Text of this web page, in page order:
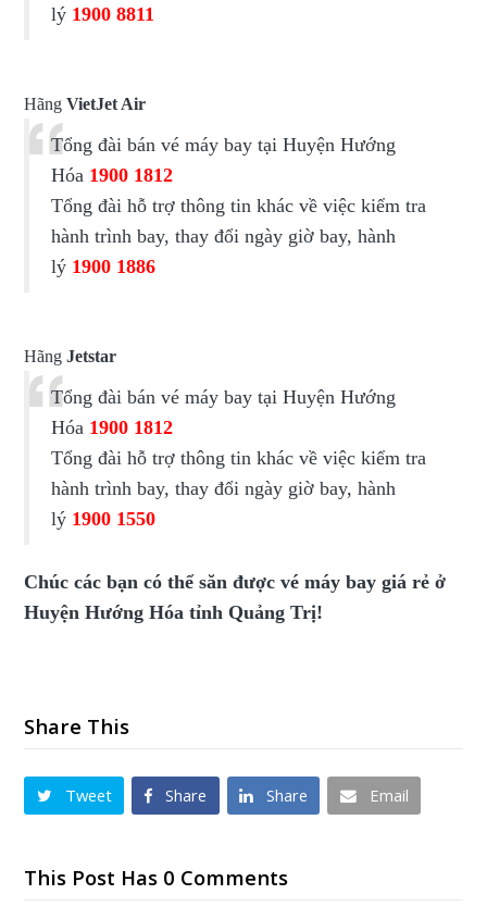
lý 1900 8811
HãngVietJet Air
Tổng đài bán vé máy bay tại Huyện Hướng
Hóa 1900 1812
Tổng đài hỗ trợ thông tin khác về việc kiểm tra
hành trình bay, thay đổi ngày giờ bay, hành
lý 1900 1886
HãngJetstar
Tổng đài bán vé máy bay tại Huyện Hướng
Hóa 1900 1812
Tổng đài hỗ trợ thông tin khác về việc kiểm tra
hành trình bay, thay đổi ngày giờ bay, hành
lý 1900 1550
Chúc các bạn có thể săn được vé máy bay giá rẻ ở
Huyện Hướng Hóa tỉnh Quảng Trị!
Share This
Tweet Share Share Email
This Post Has 0 Comments